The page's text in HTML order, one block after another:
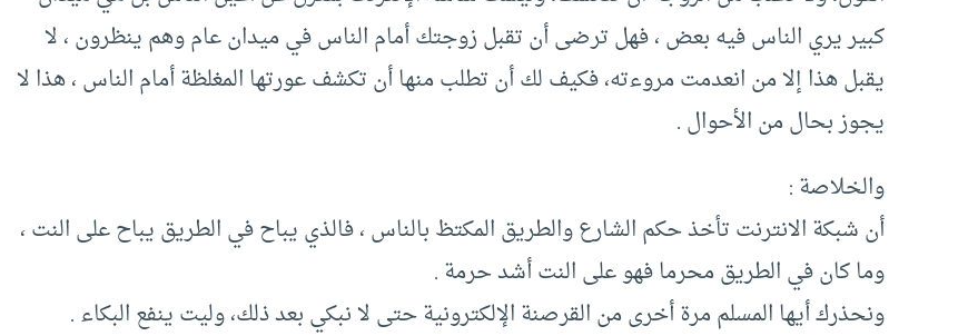
كبير يري الناس فيه بعض ، فهل ترضى أن تقبل زوجتك أمام الناس في ميدان عام وهم ينظرون ، لا
يقبل هذا إلا من انعدمت مروءته، فكيف لك أن تطلب منها أن تكشف عورتها المغلظة أمام الناس ، هذا لا
يجوز بحال من الأحوال .
والخلاصة :
أن شبكة الانترنت تأخذ حكم الشارع والطريق المكتظ بالناس ، فالذي يباح في الطريق يباح على النت ،
وما كان في الطريق محرما فهو على النت أشد حرمة .
ونحذرك أيها المسلم مرة أخرى من القرصنة الإلكترونية حتى لا نبكي بعد ذلك، وليت ينفع البكاء .